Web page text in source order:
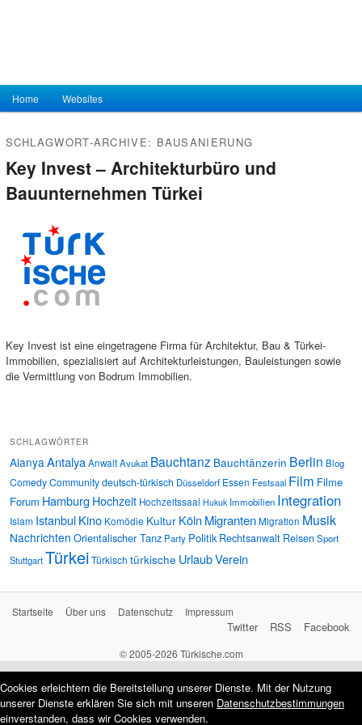
Hauptmenü
Zum Inhalt wechseln
Zum sekundären Inhalt wechseln
Home Websites
SCHLAGWORT-ARCHIVE: BAUSANIERUNG
Key Invest – Architekturbüro und
Bauunternehmen Türkei
Key Invest ist eine eingetragene Firma für Architektur, Bau & Türkei-
Immobilien, spezialisiert auf Architekturleistungen, Bauleistungen sowie
die Vermittlung von Bodrum Immobilien.
SCHLAGWÖRTER
AlanyaAntalyaAnwaltAvukat Bauchtanz Bauchtänzerin Berlin Blog
ComedyCommunitydeutsch-türkisch Düsseldorf Essen Festsaal Film Filme
Forum Hamburg Hochzeit Hochzeitssaal Hukuk Immobilien Integration
Islam IstanbulKino Komödie Kultur Köln MigrantenMigration Musik
Nachrichten Orientalischer Tanz Party Politik Rechtsanwalt ReisenSport
StuttgartTürkeiTürkisch türkische UrlaubVerein
Startseite Über uns Datenschutz Impressum
Facebook
RSS
Twitter
© 2005-2026 Türkische.com
Cookies erleichtern die Bereitstellung unserer Dienste. Mit der Nutzung
unserer Dienste erklären Sie sich mit unseren Datenschutzbestimmungen
einverstanden, dass wir Cookies verwenden.